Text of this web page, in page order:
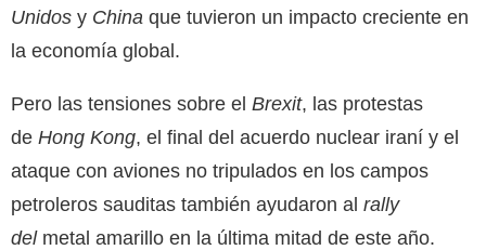
Unidos y China que tuvieron un impacto creciente en
la economía global.
Pero las tensiones sobre el Brexit, las protestas
de Hong Kong, el final del acuerdo nuclear iraní y el
ataque con aviones no tripulados en los campos
petroleros sauditas también ayudaron al rally
delmetal amarillo en la última mitad de este año.